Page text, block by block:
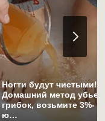
Ногти будут чистыми!
Домашний метод убьет
грибок, возьмите 3%-
ю…